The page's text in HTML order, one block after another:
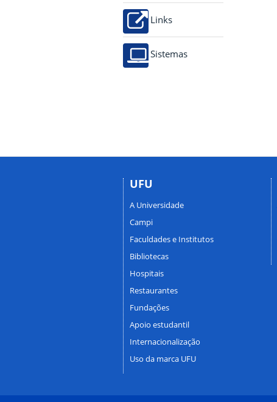
Links
Sistemas
UFU
A Universidade
Campi
Faculdades e Institutos
Bibliotecas
Hospitais
Restaurantes
Fundações
Apoio estudantil
Internacionalização
Uso da marca UFU